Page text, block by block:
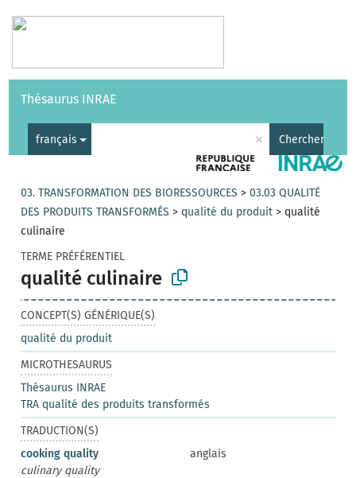
Vocabulaires API
Thésaurus INRAE
français × Chercher
03. TRANSFORMATION DES BIORESSOURCES >03.03 QUALITÉ
DES PRODUITS TRANSFORMÉS >qualité du produit >qualité
culinaire
TERME PRÉFÉRENTIEL
qualité culinaire
CONCEPT(S) GÉNÉRIQUE(S)
qualité du produit
MICROTHESAURUS
Thésaurus INRAE
TRA qualité des produits transformés
TRADUCTION(S)
cooking quality
anglais
culinary quality